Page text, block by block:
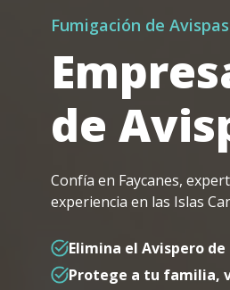
Fumigación de
de
Confía en Faycanes,
experiencia en las Islas
Elimina el Avispero de
Protege a tu familia,